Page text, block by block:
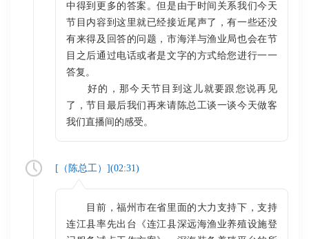
中得到更多的答案。但是由于时间关系我们今天
节目内容到这里就已经接近尾声了，有一些还没
有来得及回答的问题，市海洋与渔业局也会在节
目之后通过电话或者是文字的方式给您进行一一
答复。
好的，那今天节目到这儿就要跟您说再见
了，节目最后我们再来请陈总工谈一谈今天做客
我们直播间的感受。
[（ 陈总工）](02:31)
目前，福州市在省里面的大力支持下，支持
连江县率先出台《连江县深远海渔业养殖设施登